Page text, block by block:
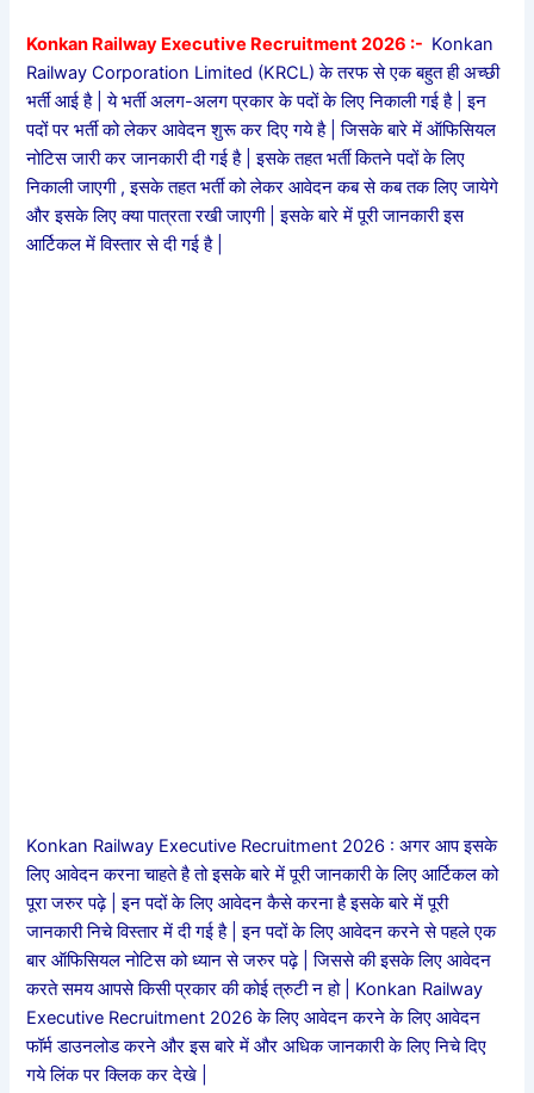
Konkan Railway Executive Recruitment 2026 :- Konkan
Railway Corporation Limited (KRCL) के तरफ से एक बहुत ही अच्छी
भर्ती आई है | ये भर्ती अलग-अलग प्रकार के पदों के लिए निकाली गई है | इन
पदों पर भर्ती को लेकर आवेदन शुरू कर दिए गये है | जिसके बारे में ऑफिसियल
नोटिस जारी कर जानकारी दी गई है | इसके तहत भर्ती कितने पदों के लिए
निकाली जाएगी , इसके तहत भर्ती को लेकर आवेदन कब से कब तक लिए जायेगे
और इसके लिए क्या पात्रता रखी जाएगी | इसके बारे में पूरी जानकारी इस
आर्टिकल में विस्तार से दी गई है |
Konkan Railway Executive Recruitment 2026 : अगर आप इसके
लिए आवेदन करना चाहते है तो इसके बारे में पूरी जानकारी के लिए आर्टिकल को
पूरा जरुर पढ़े | इन पदों के लिए आवेदन कैसे करना है इसके बारे में पूरी
जानकारी निचे विस्तार में दी गई है | इन पदों के लिए आवेदन करने से पहले एक
बार ऑफिसियल नोटिस को ध्यान से जरुर पढ़े | जिससे की इसके लिए आवेदन
करते समय आपसे किसी प्रकार की कोई त्रुटी न हो | Konkan Railway
Executive Recruitment 2026 के लिए आवेदन करने के लिए आवेदन
फॉर्म डाउनलोड करने और इस बारे में और अधिक जानकारी के लिए निचे दिए
गये लिंक पर क्लिक कर देखे |